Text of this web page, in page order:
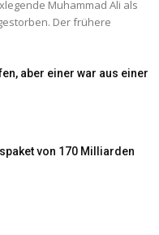
Muhammad Ali als
Der frühere
aber einer war aus einer
von 170 Milliarden